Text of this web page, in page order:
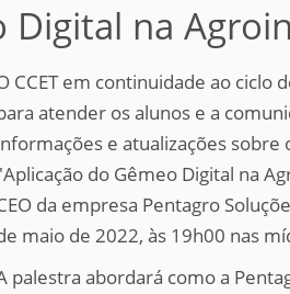
Digital na
CCET em continuidade ao ciclo
atender os alunos e a
e atualizações sobre
Aplicação do Gêmeo Digital na
da empresa Pentagro
maio de 2022, às 19h00 nas
palestra abordará como a